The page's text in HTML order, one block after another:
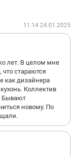
11:14 24.01.2025
лет. В целом мне
что стараются
как дизайнера
Коллектив
Бывают
новому. По